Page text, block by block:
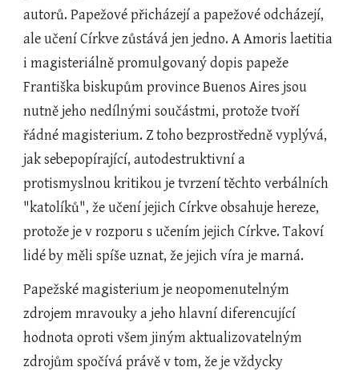
autorů. Papežové přicházejí a papežové odcházejí,
ale učení Církve zůstává jen jedno. A Amoris laetitia
i magisteriálně promulgovaný dopis papeže
Františka biskupům province Buenos Aires jsou
nutně jeho nedílnými součástmi, protože tvoří
řádné magisterium. Z toho bezprostředně vyplývá,
jak sebepopírající, autodestruktivní a
protismyslnou kritikou je tvrzení těchto verbálních
"katolíků", že učení jejich Církve obsahuje hereze,
protože je v rozporu s učením jejich Církve. Takoví
lidé by měli spíše uznat, že jejich víra je marná.
Papežské magisterium je neopomenutelným
zdrojem mravouky a jeho hlavní diferencující
hodnota oproti všem jiným aktualizovatelným
zdrojům spočívá právě v tom, že je vždycky